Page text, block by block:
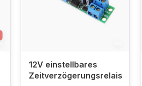
12V einstellbares
Zeitverzögerungsrelaismodul